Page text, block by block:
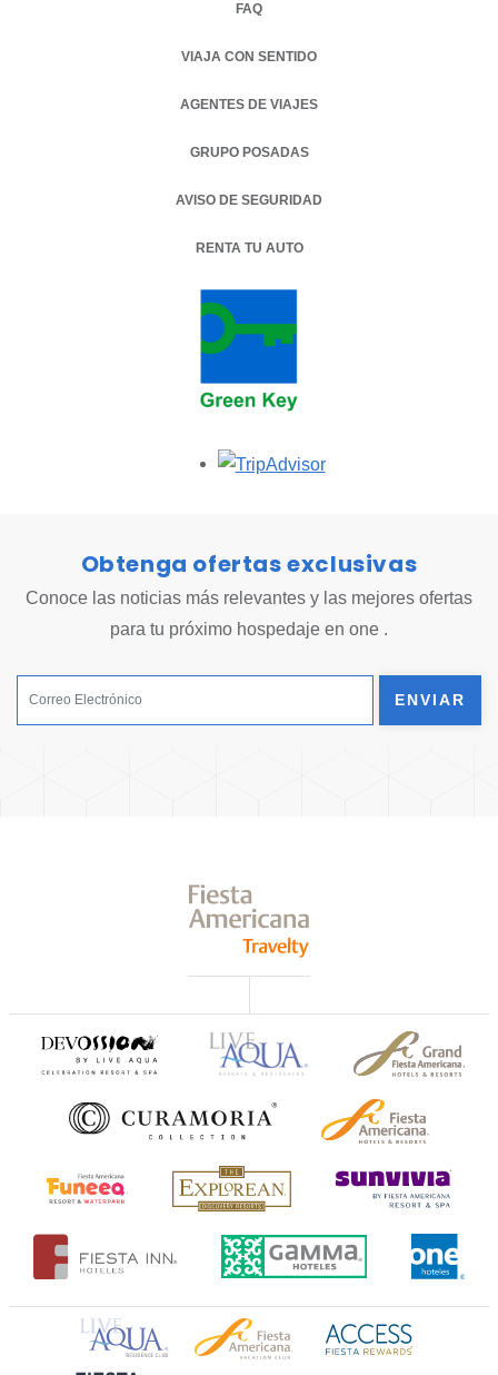
FAQ
VIAJA CON SENTIDO
AGENTES DE VIAJES
GRUPO POSADAS
AVISO DE SEGURIDAD
RENTA TU AUTO
OPENS IN A NEW TAB.
Opens in a new tab.
Obtenga ofertas exclusivas
Conoce las noticias más relevantes y las mejores ofertas
para tu próximo hospedaje en one .
ENVIAR